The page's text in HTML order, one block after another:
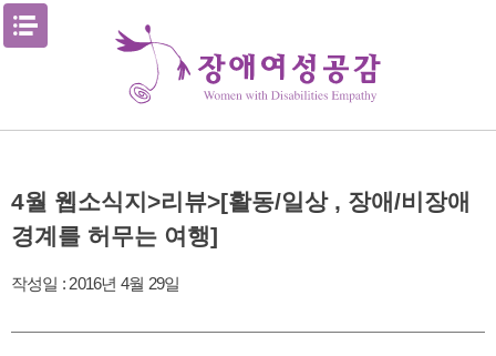
Skip
4월 웹소식지>리뷰>[활동/일상 , 장애/비장애
경계를 허무는 여행]
작성일 : 2016년 4월 29일